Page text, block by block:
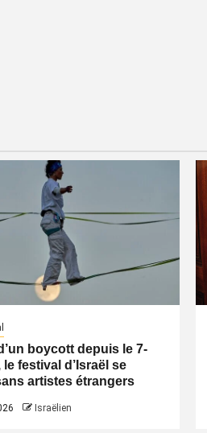
boycott depuis le 7-
festival d’Israël se
artistes étrangers
Israëlien